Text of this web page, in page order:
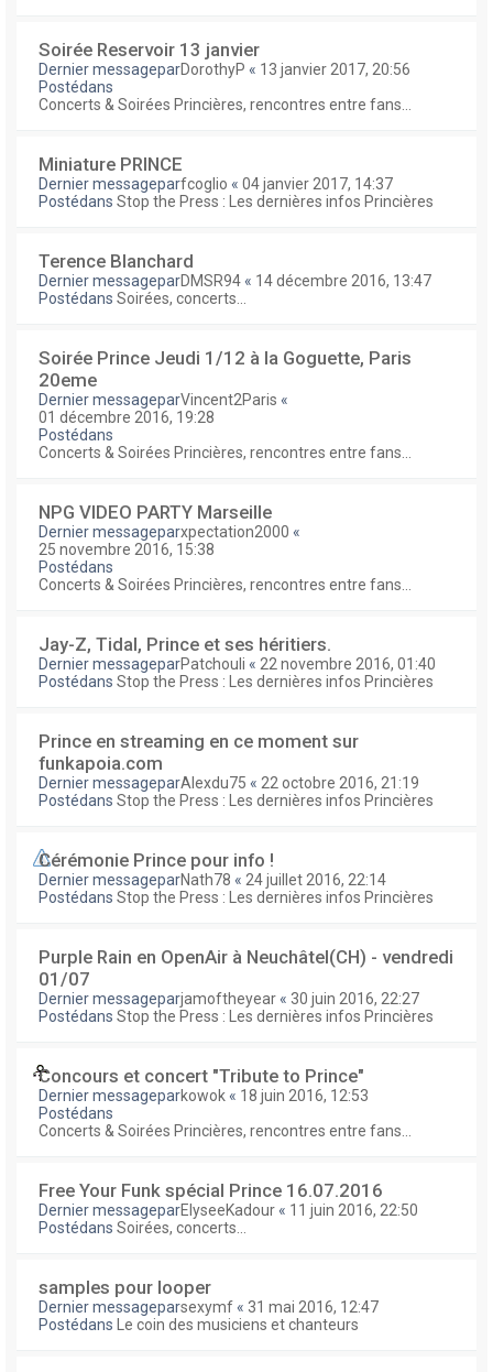
Soirée Reservoir 13 janvier
Dernier messageparDorothyP « 13 janvier 2017, 20:56
Postédans
Concerts & Soirées Princières, rencontres entre fans...
Miniature PRINCE
Dernier messageparfcoglio « 04 janvier 2017, 14:37
Postédans Stop the Press : Les dernières infos Princières
Terence Blanchard
Dernier messageparDMSR94 « 14 décembre 2016, 13:47
Postédans Soirées, concerts...
Soirée Prince Jeudi 1/12 à la Goguette, Paris
20eme
Dernier messageparVincent2Paris «
01 décembre 2016, 19:28
Postédans
Concerts & Soirées Princières, rencontres entre fans...
NPG VIDEO PARTY Marseille
Dernier messageparxpectation2000 «
25 novembre 2016, 15:38
Postédans
Concerts & Soirées Princières, rencontres entre fans...
Jay-Z, Tidal, Prince et ses héritiers.
Dernier messageparPatchouli « 22 novembre 2016, 01:40
Postédans Stop the Press : Les dernières infos Princières
Prince en streaming en ce moment sur
funkapoia.com
Dernier messageparAlexdu75 « 22 octobre 2016, 21:19
Postédans Stop the Press : Les dernières infos Princières
Cérémonie Prince pour info !
Dernier messageparNath78 « 24 juillet 2016, 22:14
Postédans Stop the Press : Les dernières infos Princières
Purple Rain en OpenAir à Neuchâtel(CH) - vendredi
01/07
Dernier messageparjamoftheyear « 30 juin 2016, 22:27
Postédans Stop the Press : Les dernières infos Princières
Concours et concert "Tribute to Prince"
Dernier messageparkowok « 18 juin 2016, 12:53
Postédans
Concerts & Soirées Princières, rencontres entre fans...
Free Your Funk spécial Prince 16.07.2016
Dernier messageparElyseeKadour « 11 juin 2016, 22:50
Postédans Soirées, concerts...
samples pour looper
Dernier messageparsexymf « 31 mai 2016, 12:47
Postédans
Le coin des musiciens et chanteurs